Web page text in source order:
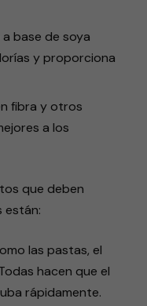
base de soya
y proporciona
fibra y otros
a los
que deben
están:
las pastas, el
hacen que el
rápidamente.